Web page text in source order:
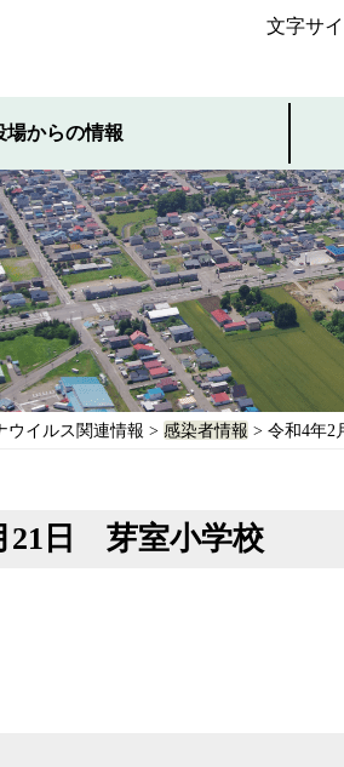
文字サ
場からの情報
ウイルス関連情報 > 感染者情報 > 令和4年
21日 芽室小学校